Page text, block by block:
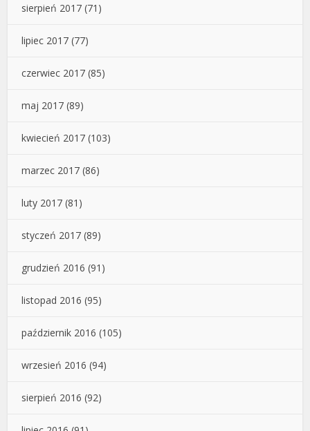
sierpień 2017 (71)
lipiec 2017 (77)
czerwiec 2017 (85)
maj 2017 (89)
kwiecień 2017 (103)
marzec 2017 (86)
luty 2017 (81)
styczeń 2017 (89)
grudzień 2016 (91)
listopad 2016 (95)
październik 2016 (105)
wrzesień 2016 (94)
sierpień 2016 (92)